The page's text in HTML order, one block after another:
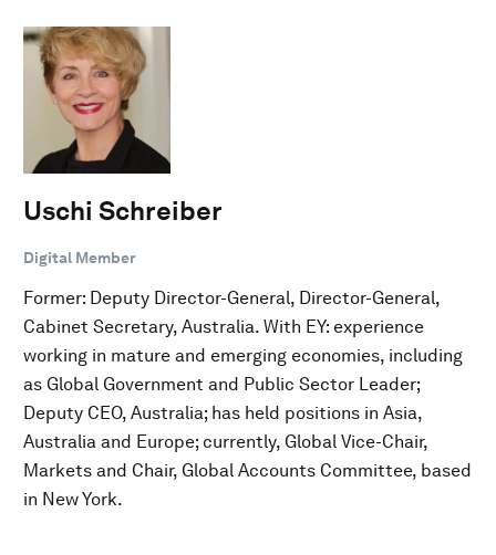
Uschi Schreiber
Digital Member
Former: Deputy Director-General, Director-General,
Cabinet Secretary, Australia. With EY: experience
working in mature and emerging economies, including
as Global Government and Public Sector Leader;
Deputy CEO, Australia; has held positions in Asia,
Australia and Europe; currently, Global Vice-Chair,
Markets and Chair, Global Accounts Committee, based
in New York.